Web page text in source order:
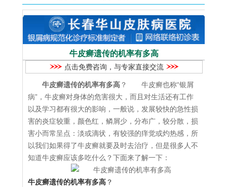
牛皮癣遗传的机率有多高
点击免费咨询，与专家直接交流
牛皮癣遗传的机率有多高 ？ 牛皮癣也称“银屑
病”，牛皮癣对身体的危害很大，而且对生活还有工作
以及学习都有很大的影响，一般说，发展较快的急性损
害的炎症较重，颜色红，鳞屑少，分布广，较分散，损
害小而常呈点：淡或滴状，有较强的痒觉或灼热感，所
以我们如果得了牛皮癣就要及时去治疗，但是很多人不
知道牛皮癣应该多吃什么？下面来了解一下：
牛皮癣遗传的机率有多高 ？